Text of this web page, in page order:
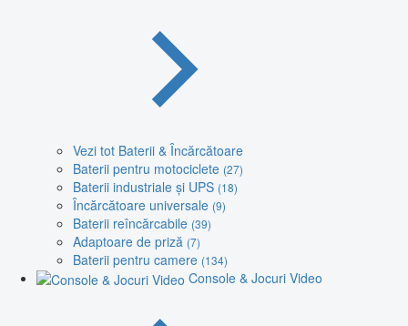
Vezi tot Baterii & Încărcătoare
Baterii pentru motociclete (27)
Baterii industriale și UPS (18)
Încărcătoare universale (9)
Baterii reîncărcabile (39)
Adaptoare de priză (7)
Baterii pentru camere (134)
Console & Jocuri Video